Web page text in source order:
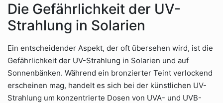
Die Gefährlichkeit der UV-
Strahlung in Solarien
Ein entscheidender Aspekt, der oft übersehen wird, ist die
Gefährlichkeit der UV-Strahlung in Solarien und auf
Sonnenbänken. Während ein bronzierter Teint verlockend
erscheinen mag, handelt es sich bei der künstlichen UV-
Strahlung um konzentrierte Dosen von UVA- und UVB-